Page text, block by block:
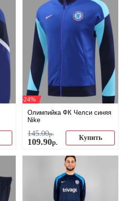
-24%
Олимпийка ФК Челси синяя
Nike
145.00р.
109.90р.
Купить